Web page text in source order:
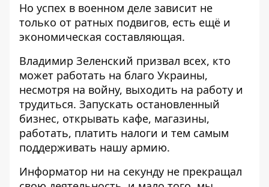
Но успех в военном деле зависит не
только от ратных подвигов, есть ещё и
экономическая составляющая.
Владимир Зеленский призвал всех, кто
может работать на благо Украины,
несмотря на войну, выходить на работу и
трудиться. Запускать остановленный
бизнес, открывать кафе, магазины,
работать, платить налоги и тем самым
поддерживать нашу армию.
Информатор ни на секунду не прекращал